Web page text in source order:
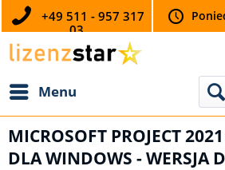
+49 511 - 957 317
03
Menu
MICROSOFT PROJECT
DLA WINDOWS - WERSJA